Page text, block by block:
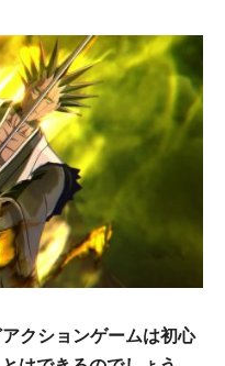
クションゲームは初心